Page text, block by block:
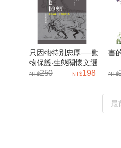
只因牠特別忠厚──動
物保護‧生態關懷文選
250
198
書
最